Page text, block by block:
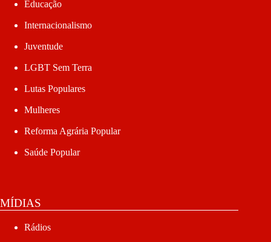
Educação
Internacionalismo
Juventude
LGBT Sem Terra
Lutas Populares
Mulheres
Reforma Agrária Popular
Saúde Popular
MÍDIAS
Rádios